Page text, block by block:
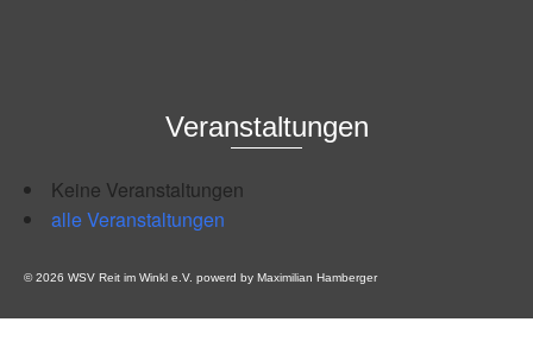
Veranstaltungen
Keine Veranstaltungen
alle Veranstaltungen
© 2026 WSV Reit im Winkl e.V. powerd by Maximilian Hamberger